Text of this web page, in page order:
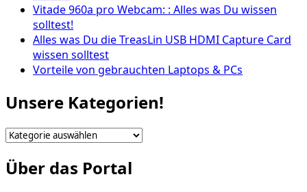
Vitade 960a pro Webcam: : Alles was Du wissen
solltest!
Alles was Du die TreasLin USB HDMI Capture Card
wissen solltest
Vorteile von gebrauchten Laptops & PCs
Unsere Kategorien!
Unsere
Über das Portal